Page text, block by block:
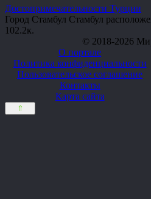
Достопримечательности Турции
Город Стамбул Стамбул
102.2к.
© 2018-2026
О портале
Политика конфиденциальности
Пользовательское соглашение
Контакты
Карта сайта